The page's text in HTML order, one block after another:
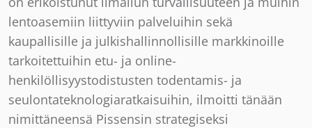
lentoasemiin liittyviin palveluihin sekä
kaupallisille ja julkishallinnollisille markkinoille
tarkoitettuihin etu- ja online-
henkilöllisyystodistusten todentamis- ja
seulontateknologiaratkaisuihin, ilmoitti tänään
nimittäneensä Pissensin strategiseksi